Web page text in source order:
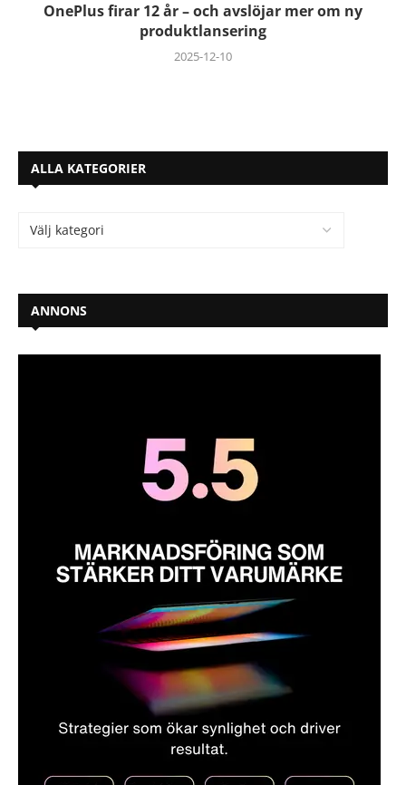
OnePlus firar 12 år – och avslöjar mer om ny
produktlansering
2025-12-10
ALLA KATEGORIER
ANNONS